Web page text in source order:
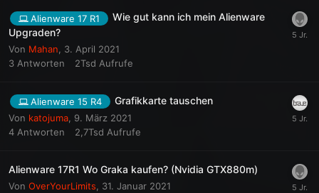
Alienware 17 R1
Wie gut kann ich mein Alienware
Upgraden?
Von Mahan
3. April 2021
3 Antworten 2Tsd Aufrufe
Alienware 15 R4 Grafikkarte tauschen
Von katojuma 9. März 2021
4 Antworten 2,7Tsd Aufrufe
Alienware 17R1 Wo Graka kaufen? (Nvidia GTX880m)
Von OverYourLimits
31. Januar 2021